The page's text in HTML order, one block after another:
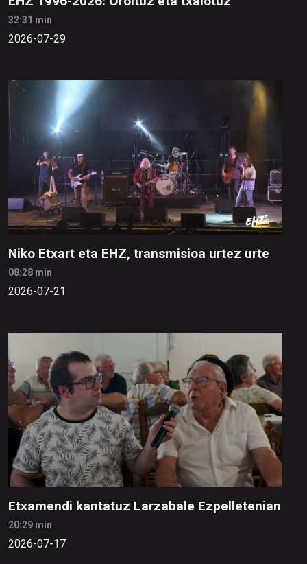
32:31 min
2026-07-29
Niko Etxart eta EHZ, transmisioa urtez urte
08:28 min
2026-07-21
Etxamendi kantatuz Larzabale Ezpelletenian
20:29 min
2026-07-17